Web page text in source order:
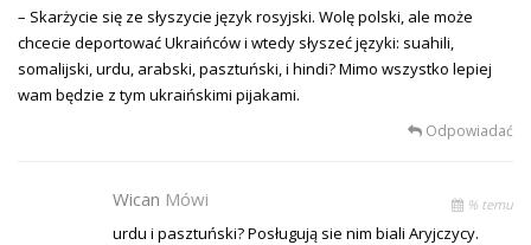
– Skarżycie się ze słyszycie język rosyjski. Wolę polski, ale może
chcecie deportować Ukraińców i wtedy słyszeć języki: suahili,
somalijski, urdu, arabski, pasztuński, i hindi? Mimo wszystko lepiej
wam będzie z tym ukraińskimi pijakami.
Odpowiadać
Wican Mówi % temu
urdu i pasztuński? Posługują sie nim biali Aryjczycy.